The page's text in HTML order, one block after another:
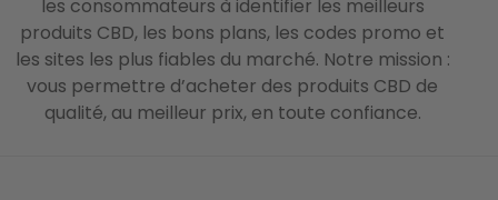
les consommateurs à identifier les meilleurs
produits CBD, les bons plans, les codes promo et
les sites les plus fiables du marché. Notre mission :
vous permettre d’acheter des produits CBD de
qualité, au meilleur prix, en toute confiance.